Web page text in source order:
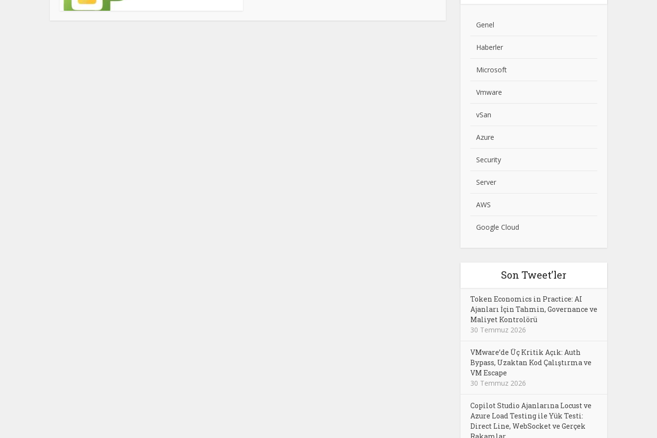
Genel
Haberler
Microsoft
Vmware
vSan
Azure
Security
Server
AWS
Google Cloud
Son Tweet’ler
Token Economics in Practice: AI
Ajanları İçin Tahmin, Governance ve
Maliyet Kontrolörü
30 Temmuz 2026
VMware’de Üç Kritik Açık: Auth
Bypass, Uzaktan Kod Çalıştırma ve
VM Escape
30 Temmuz 2026
Copilot Studio Ajanlarına Locust ve
Azure Load Testing ile Yük Testi:
Direct Line, WebSocket ve Gerçek